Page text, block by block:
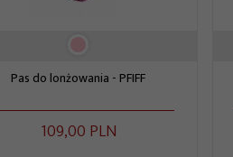
Pas do lonżowania - PFIFF
109,00 PLN